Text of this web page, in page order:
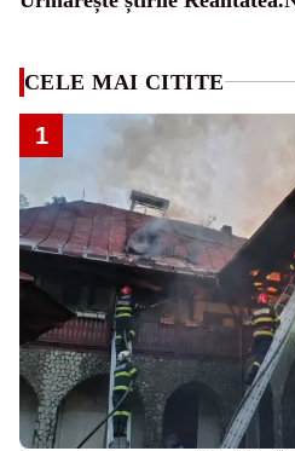
CELE MAI CITITE
1